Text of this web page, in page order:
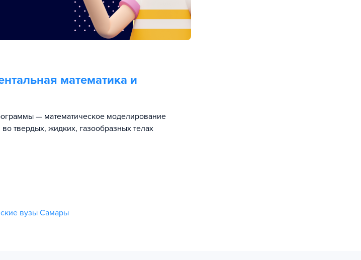
математика и
— математическое моделирование
твердых, жидких, газообразных телах
вузы Самары